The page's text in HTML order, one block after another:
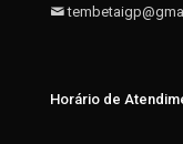
Horário de